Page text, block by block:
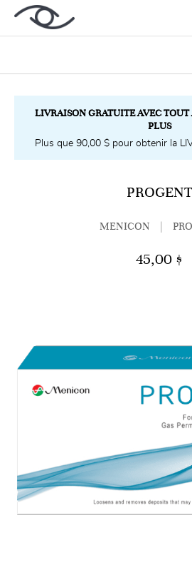
LIVRAISON GRATUITE AVEC TOUT
PLUS
Plus que 90,00 $ pour obtenir la
PROGENT
MENICON
45,00 $